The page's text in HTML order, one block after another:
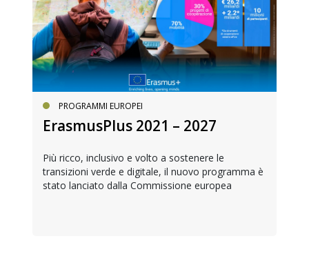
PROGRAMMI EUROPEI
ErasmusPlus 2021 – 2027
Più ricco, inclusivo e volto a sostenere le
transizioni verde e digitale, il nuovo programma è
stato lanciato dalla Commissione europea